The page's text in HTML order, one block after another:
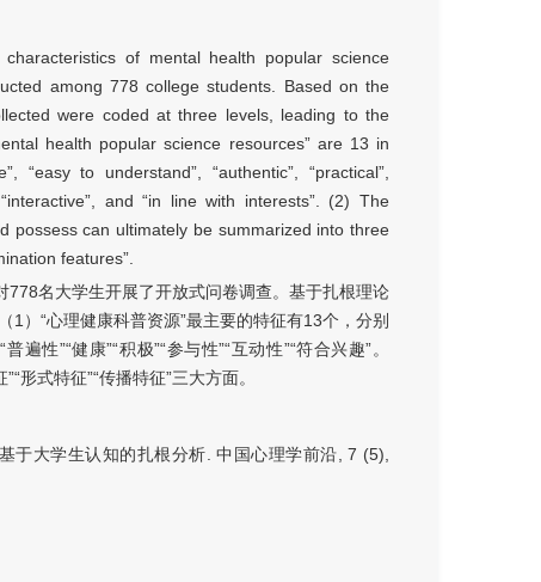
of mental health popular science
among 778 college students. Based on the
were coded at three levels, leading to the
health popular science resources” are 13 in
“easy to understand”, “authentic”, “practical”,
“interactive”, and “in line with interests”. (2) The
possess can ultimately be summarized into three
features”.
778名大学生开展了开放式问卷调查。基于扎根理论
）“心理健康科普资源”最主要的特征有13个，分别
遍性”“健康”“积极”“参与性”“互动性”“符合兴趣”。
形式特征”“传播特征”三大方面。
大学生认知的扎根分析. 中国心理学前沿, 7 (5),